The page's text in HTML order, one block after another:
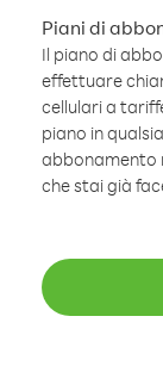
Piani di
Il piano di
effettuare
cellulari a
piano in
abbonamento
che stai già